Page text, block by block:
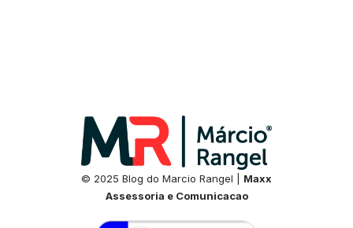
© 2025 Blog do Marcio Rangel | Maxx
Assessoria e Comunicacao